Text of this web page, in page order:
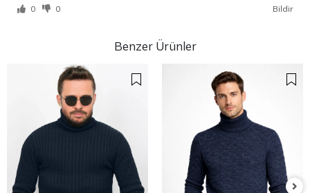
0 0 Bildir
Benzer Ürünler